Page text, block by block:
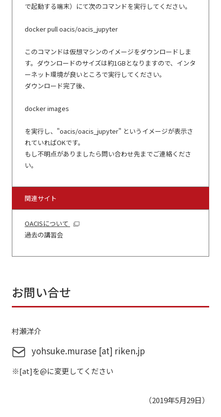
で起動する端末）にて次のコマンドを実行してください。
docker pull oacis/oacis_jupyter
このコマンドは仮想マシンのイメージをダウンロードしま
す。ダウンロードのサイズは約1GBとなりますので、インタ
ーネット環境が良いところで実行してください。
ダウンロード完了後、
docker images
を実行し、"oacis/oacis_jupyter" というイメージが表示さ
れていればOKです。
もし不明点がありましたら問い合わせ先までご連絡くださ
い。
関連サイト
OACISについて
過去の講習会
お問い合せ
村瀬洋介
yohsuke.murase [at] riken.jp
※[at]を@に変更してください
（2019年5月29日）